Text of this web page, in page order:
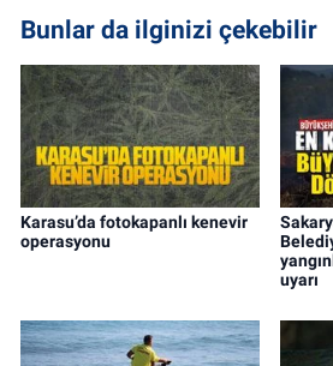
Bunlar da ilginizi çekebilir
Karasu’da fotokapanlı kenevir
operasyonu
uyarı